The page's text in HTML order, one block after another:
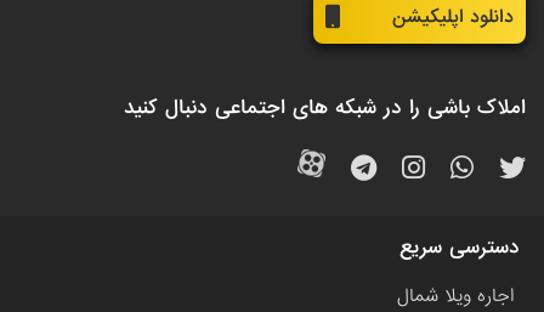
دانلود اپلیکیشن
املاک باشی را در شبکه های اجتماعی دنبال کنید
دسترسی سریع
اجاره ویلا شمال